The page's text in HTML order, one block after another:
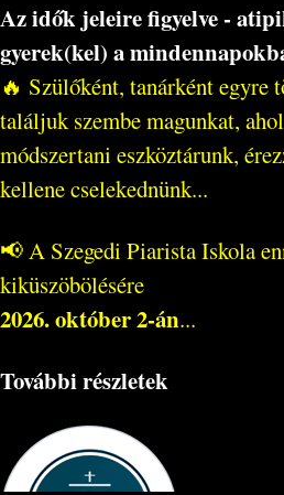
Az idők jeleire figyelve -
gyerek(kel) a
🔥 Szülőként, tanárként egyre
találjuk szembe magunkat,
módszertani eszköztárunk,
kellene cselekednünk...
📢 A Szegedi Piarista Iskola
kiküszöbölésére
2026. október 2-án...
További részletek